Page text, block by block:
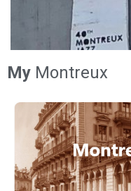
My Montreux